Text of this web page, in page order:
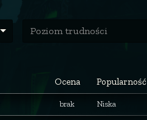
Poziom trudności
Ocena Popularność
brak Niska